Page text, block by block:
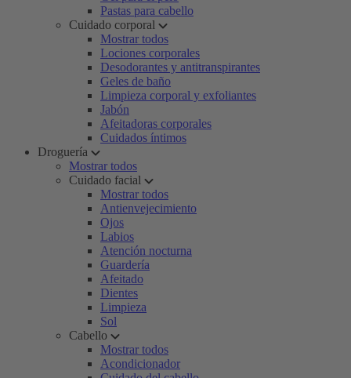
Pastas para cabello
Cuidado corporal
Mostrar todos
Lociones corporales
Desodorantes y antitranspirantes
Geles de baño
Limpieza corporal y exfoliantes
Jabón
Afeitadoras corporales
Cuidados íntimos
Droguería
Mostrar todos
Cuidado facial
Mostrar todos
Antienvejecimiento
Ojos
Labios
Atención nocturna
Guardería
Afeitado
Dientes
Limpieza
Sol
Cabello
Mostrar todos
Acondicionador